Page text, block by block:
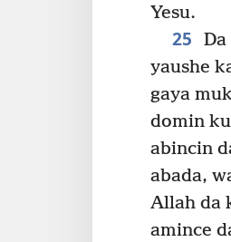
Yesu.
25
yaushe
gaya
domin
abincin
abada,
Allah da
amince